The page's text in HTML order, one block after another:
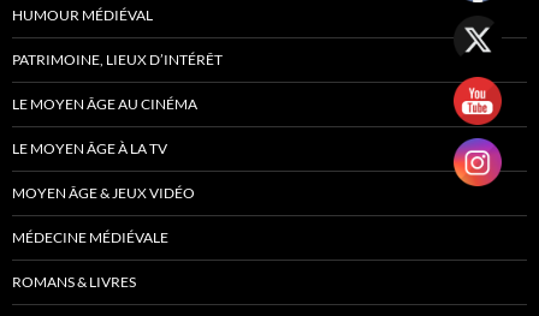
HUMOUR MÉDIÉVAL
PATRIMOINE, LIEUX D’INTÉRÊT
LE MOYEN ÂGE AU CINÉMA
LE MOYEN ÂGE À LA TV
MOYEN ÂGE & JEUX VIDÉO
MÉDECINE MÉDIÉVALE
ROMANS & LIVRES